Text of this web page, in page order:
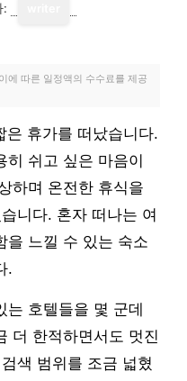
:
에 따른 일정액의 수수료를 제공
은 휴가를 떠났습니다.
히 쉬고 싶은 마음이
하며 온전한 휴식을
니다. 혼자 떠나는 여
을 느낄 수 있는 숙소
.
는 호텔들을 몇 군데
더 한적하면서도 멋진
색 범위를 조금 넓혔